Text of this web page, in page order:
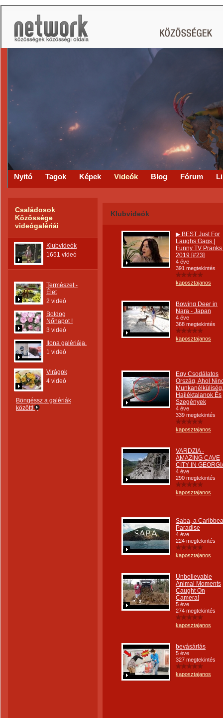
Nyitó Tagok Képek Videók Blog Fórum
Családosok
Közössége
videógalériái
Klubvideók
1651 videó
Természet -
Élet
2 videó
Boldog
Nőnapot !
3 videó
Ilona galériája.
1 videó
Virágok
4 videó
Böngéssz a galériák
között!
Klubvideók
▶ BEST Just For
Laughs Gags |
Funny TV Pranks
2019 [#23]
4 éve
391 megtekintés
kaposztajanos
Bowing Deer in
Nara - Japan
4 éve
368 megtekintés
kaposztajanos
Egy Csodálatos
Ország, Ahol
Munkanélküliség,
Hajléktalanok És
Szegények
4 éve
339 megtekintés
kaposztajanos
VARDZIA -
AMAZING CAVE
CITY IN
4 éve
290 megtekintés
kaposztajanos
Saba, a
Paradise
4 éve
224 megtekintés
kaposztajanos
Unbelievable
Animal Moments
Caught On
Camera!
5 éve
274 megtekintés
kaposztajanos
bevásárlás
5 éve
327 megtekintés
kaposztajanos